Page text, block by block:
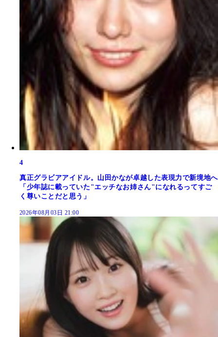
4
真正グラビアアイドル。山田かなが卓越した表現力で新境地へ
「少年誌に載っていた"エッチなお姉さん"になれるってすご
く尊いことだと思う」
2026年08月03日 21:00